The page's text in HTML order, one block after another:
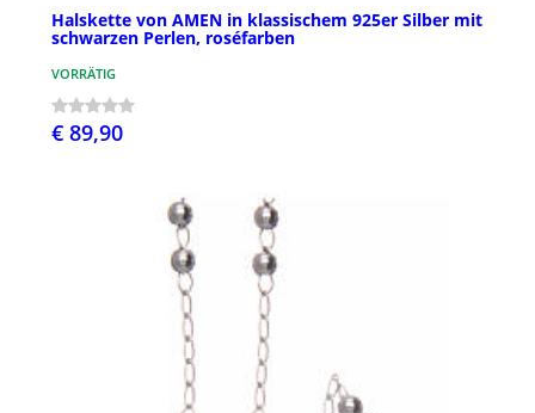
Halskette von AMEN in klassischem 925er Silber mit
schwarzen Perlen, roséfarben
VORRÄTIG
€ 89,90